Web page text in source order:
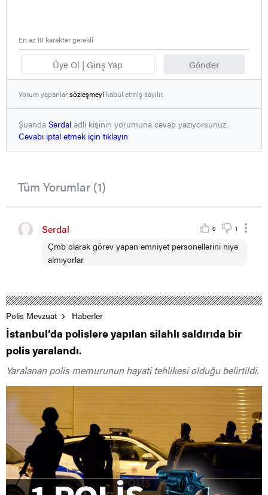
Üye Ol | Giriş Yap Gönder
En az 10 karakter gerekli
Yorum yapanlarsözleşmeyi kabul etmiş sayılır.
Şuanda Serdal adlı kişinin yorumuna cevap yazıyorsunuz.
Cevabı iptal etmek için tıklayın
Tüm Yorumlar (1)
Serdal 0 1
Çmb olarak görev yapan emniyet personellerini niye
almıyorlar
Polis Mevzuat Haberler
İstanbul’da polislere yapılan silahlı saldırıda bir
polis yaralandı.
Yaralanan polis memurunun hayati tehlikesi olduğu belirtildi.